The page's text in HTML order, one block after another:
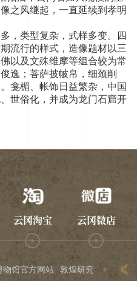
之风继起，一直延续到孝明
，类型复杂，式样多变。四
流行的样式，造像题材以三
以及文殊维摩等组合较为常
逸；菩萨披帔帛，细颈削
龛楣、帐饰日益繁杂，中国
世俗化，并成为龙门石窟开
云冈淘宝 云冈微店
物馆官方网站 敦煌研究院 龙门石